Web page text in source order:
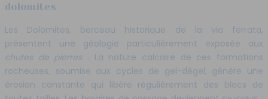
dolomites
Les Dolomites, berceau historique de la via ferrata,
présentent une géologie particulièrement exposée aux
chutes de pierres . La nature calcaire de ces formations
rocheuses, soumise aux cycles de gel-dégel, génère une
érosion constante qui libère régulièrement des blocs de